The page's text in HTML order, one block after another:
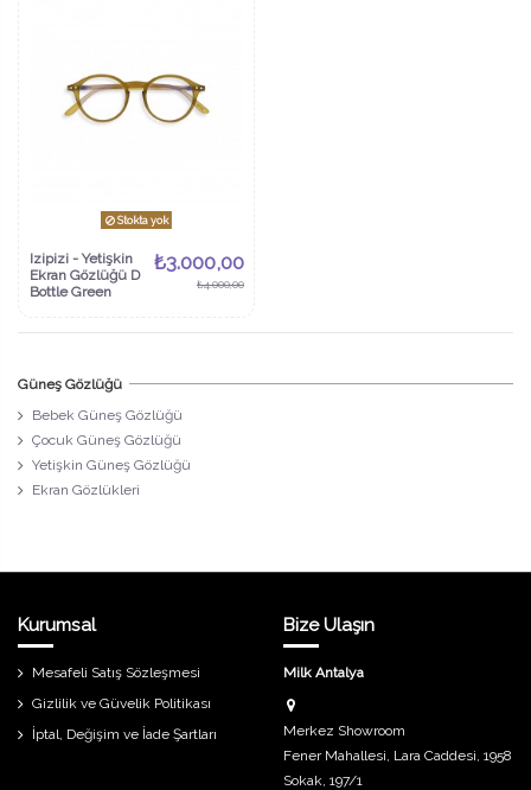
Stokta yok
Izipizi - Yetişkin
Ekran Gözlüğü D
Bottle Green
₺3.000,00
₺4.000,00
Güneş Gözlüğü
Bebek Güneş Gözlüğü
Çocuk Güneş Gözlüğü
Yetişkin Güneş Gözlüğü
Ekran Gözlükleri
Kurumsal
Mesafeli Satış Sözleşmesi
Gizlilik ve Güvelik Politikası
İptal, Değişim ve İade Şartları
Bize Ulaşın
Milk Antalya
Merkez Showroom
Fener Mahallesi, Lara Caddesi, 1958
Sokak, 197/1